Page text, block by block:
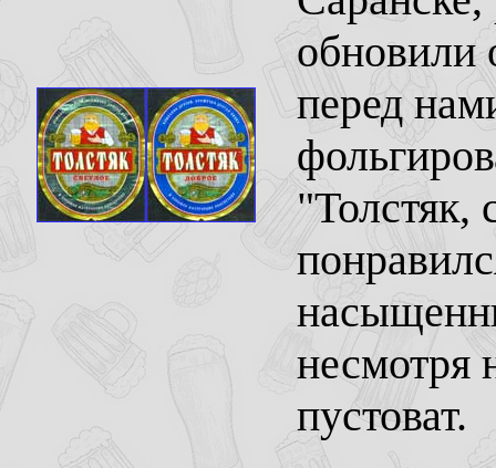
обновили
перед
"Толстяк,
несмотря
пустоват.